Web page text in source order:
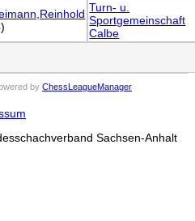
Turn- u.
Sportgemeinschaft
Calbe
by ChessLeagueManager
Sachsen-Anhalt